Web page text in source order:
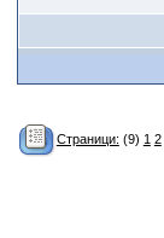
Страници: (9) 1 2